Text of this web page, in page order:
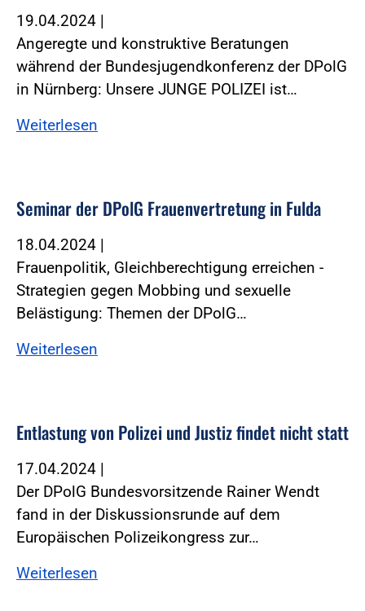
19.04.2024 |
Angeregte und konstruktive Beratungen
während der Bundesjugendkonferenz der DPolG
in Nürnberg: Unsere JUNGE POLIZEI ist…
Weiterlesen
Seminar der DPolG Frauenvertretung in Fulda
18.04.2024 |
Frauenpolitik, Gleichberechtigung erreichen -
Strategien gegen Mobbing und sexuelle
Belästigung: Themen der DPolG…
Weiterlesen
Entlastung von Polizei und Justiz findet nicht statt
17.04.2024 |
Der DPolG Bundesvorsitzende Rainer Wendt
fand in der Diskussionsrunde auf dem
Europäischen Polizeikongress zur…
Weiterlesen